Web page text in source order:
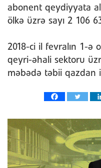
abonent qeydiyyata
ölkə üzrə sayı 2 106
2018-ci il fevralın 1-ə
qeyri-əhali sektoru
məbədə təbii qazdan